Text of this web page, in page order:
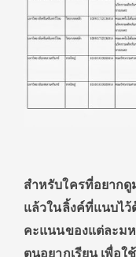
สำหรับใครที่อยากดู
แล้วในลิ้งค์ที่แนบไว้
คะแนนของแต่ละม
ตนอยากเรียน เพื่อ